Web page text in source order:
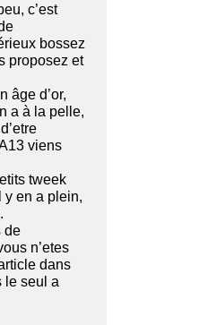
c’est
bossez
proposez et
âge d’or,
a à la pelle,
viens
tweek
y en a plein,
de
n’etes
dans
le seul a